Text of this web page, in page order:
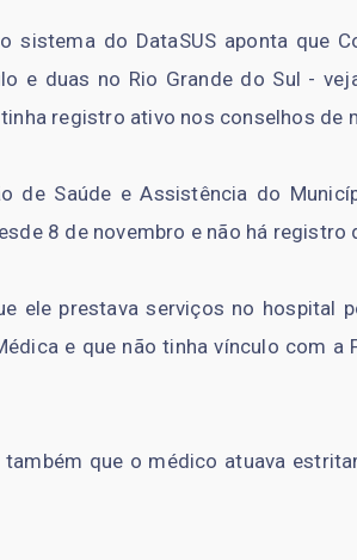
sistema do DataSUS aponta que
e duas no Rio Grande do Sul -
registro ativo nos conselhos de
de Saúde e Assistência do
8 de novembro e não há
ele prestava serviços no hospital
e que não tinha vínculo com
que o médico atuava